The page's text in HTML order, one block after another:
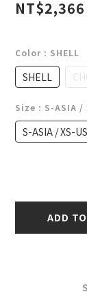
NT$2,366
Color : SHELL
SHELL
Size : S-ASIA /
S-ASIA / XS-US
ADD